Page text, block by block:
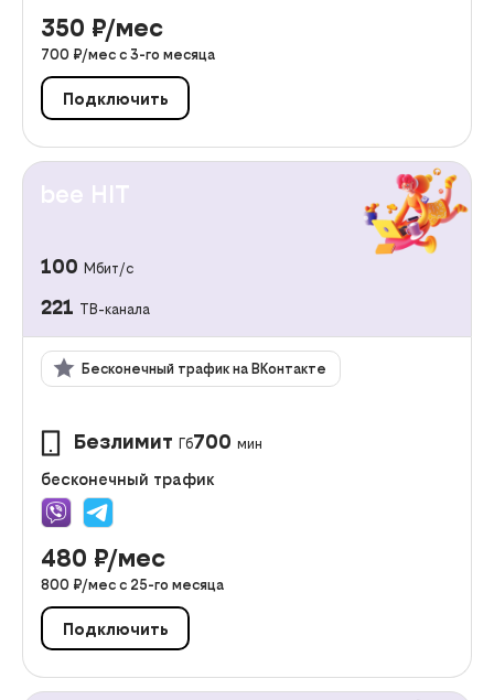
350 ₽/мес
700 ₽/мес с 3-го месяца
Подключить
bee HIT
100 Мбит/с
221 ТВ-канала
Бесконечный трафик на ВКонтакте
Безлимит Гб700 мин
бесконечный трафик
480 ₽/мес
800 ₽/мес с 25-го месяца
Подключить